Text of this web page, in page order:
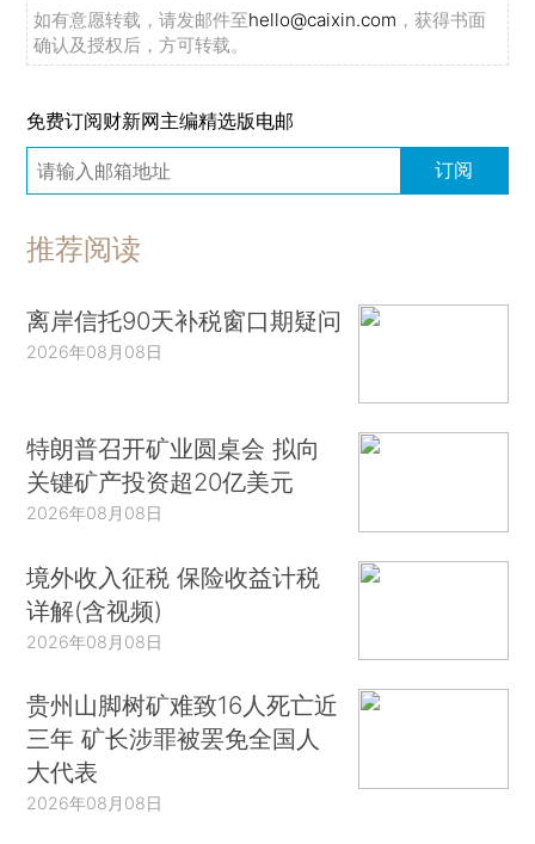
如有意愿转载，请发邮件至hello@caixin.com ，获得书面
确认及授权后，方可转载。
免费订阅财新网主编精选版电邮
订阅
推荐阅读
离岸信托90天补税窗口期疑问
2026年08月08日
特朗普召开矿业圆桌会 拟向
关键矿产投资超20亿美元
2026年08月08日
境外收入征税 保险收益计税
详解(含视频)
2026年08月08日
贵州山脚树矿难致16人死亡近
三年 矿长涉罪被罢免全国人
大代表
2026年08月08日